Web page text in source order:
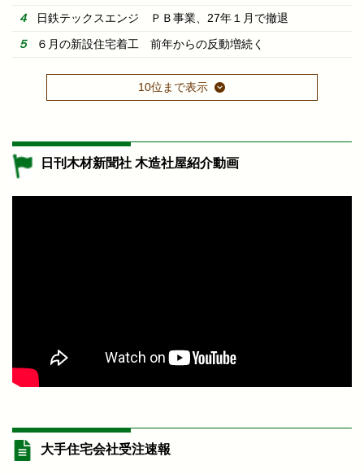
日鉄テックスエンジ ＰＢ事業、27年１月で撤退
６月の新設住宅着工 前年からの反動増続く
10位まで表示
日刊木材新聞社 木造社屋紹介動画
大手住宅会社受注速報